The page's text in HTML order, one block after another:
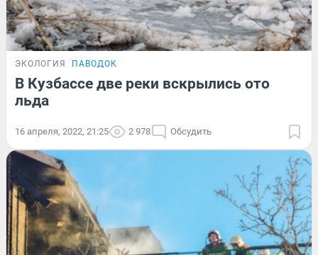
ЭКОЛОГИЯ ПАВОДОК
В Кузбассе две реки вскрылись ото
льда
16 апреля, 2022, 21:25 2 978 Обсудить